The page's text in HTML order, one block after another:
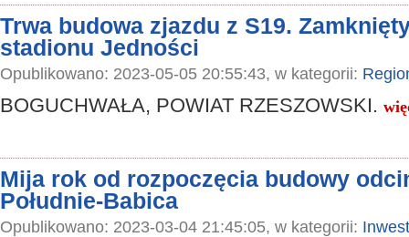
Trwa budowa zjazdu z S19.
stadionu Jedności
Opublikowano: 2023-05-05 20:55:43, w kategorii:
BOGUCHWAŁA, POWIAT RZESZOWSKI.
Mija rok od rozpoczęcia budowy
Południe-Babica
Opublikowano: 2023-03-04 21:45:05, w kategorii: